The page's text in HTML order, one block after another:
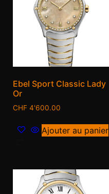
Ebel Sport Classic Lady
Or
CHF 4'600.00
Ajouter au panier